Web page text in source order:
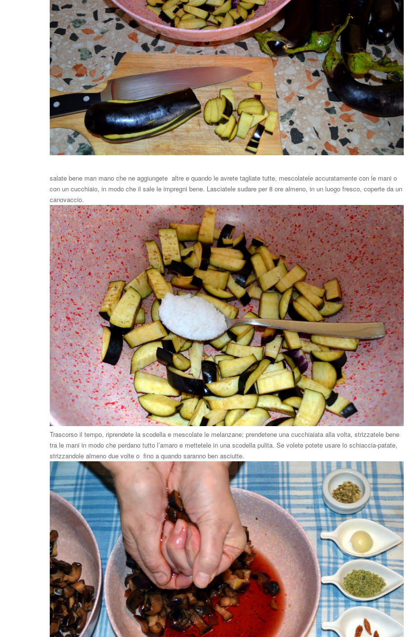
salate bene man mano che ne aggiungete altre e quando le avrete tagliate tutte, mescolatele accuratamente con le mani o
con un cucchiaio, in modo che il sale le impregni bene. Lasciatele sudare per 8 ore almeno, in un luogo fresco, coperte da un
canovaccio.
Trascorso il tempo, riprendete la scodella e mescolate le melanzane; prendetene una cucchiaiata alla volta, strizzatele bene
tra le mani in modo che perdano tutto l’amaro e mettetele in una scodella pulita. Se volete potete usare lo schiaccia-patate,
strizzandole almeno due volte o fino a quando saranno ben asciutte.